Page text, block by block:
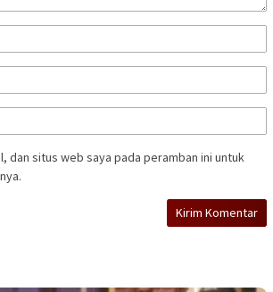
dan situs web saya pada peramban ini untuk